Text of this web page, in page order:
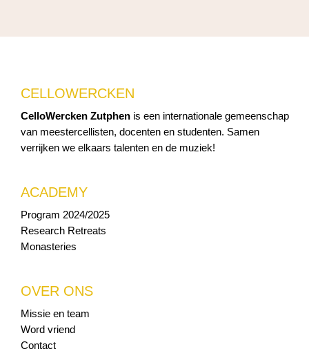
CELLOWERCKEN
CelloWercken Zutphen is een internationale gemeenschap
van meestercellisten, docenten en studenten. Samen
verrijken we elkaars talenten en de muziek!
ACADEMY
Program 2024/2025
Research Retreats
Monasteries
OVER ONS
Missie en team
Word vriend
Contact